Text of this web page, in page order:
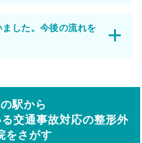
した。今後の流れを
駅から
交通事故対応の整形外
をさがす